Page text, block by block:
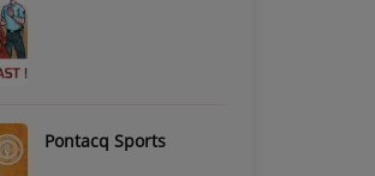
Pontacq Sports